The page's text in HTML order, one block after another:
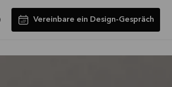
Vereinbare ein Design-Gespräch